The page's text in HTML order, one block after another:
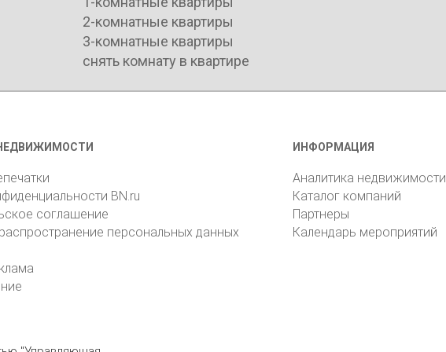
2-комнатные квартиры
3-комнатные квартиры
снять комнату в квартире
BN.ru
соглашение
персональных данных
ИНФОРМАЦИЯ
Аналитика недвижимости
Каталог компаний
Партнеры
Календарь мероприятий